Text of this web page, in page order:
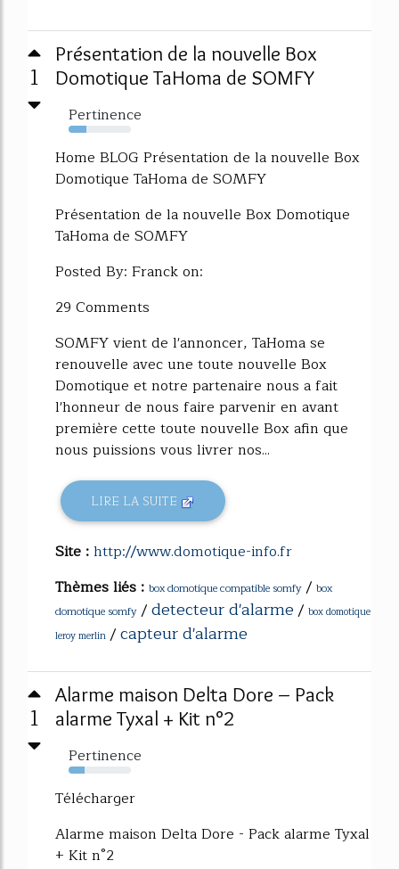
1
Présentation de la nouvelle Box
Domotique TaHoma de SOMFY
Pertinence
29%
Home BLOG Présentation de la nouvelle Box
Domotique TaHoma de SOMFY
Présentation de la nouvelle Box Domotique
TaHoma de SOMFY
Posted By: Franck on:
29 Comments
SOMFY vient de l'annoncer, TaHoma se
renouvelle avec une toute nouvelle Box
Domotique et notre partenaire nous a fait
l'honneur de nous faire parvenir en avant
première cette toute nouvelle Box afin que
nous puissions vous livrer nos...
LIRE LA SUITE
Site :http://www.domotique-info.fr
Thèmes liés : box domotique compatible somfy / box
domotique somfy /detecteur d'alarme/ box domotique
leroy merlin /capteur d'alarme
1
Alarme maison Delta Dore – Pack
alarme Tyxal + Kit n°2
Pertinence
26%
Télécharger
Alarme maison Delta Dore - Pack alarme Tyxal
+ Kit n°2